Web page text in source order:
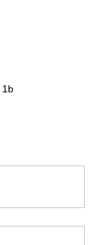
1b